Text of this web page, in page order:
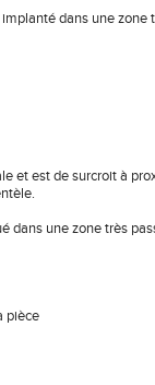
dans une
et est de surcroit à
dans une zone très
pièce